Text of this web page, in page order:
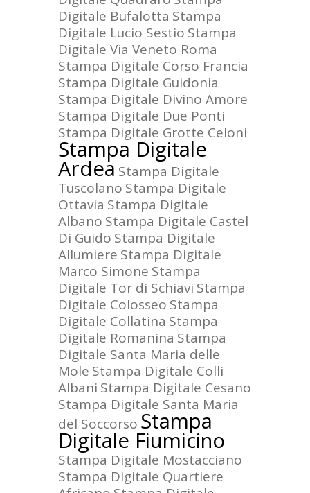
Digitale Bufalotta Stampa
Digitale Lucio Sestio Stampa
Digitale Via Veneto Roma
Stampa Digitale Corso Francia
Stampa Digitale Guidonia
Stampa Digitale Divino Amore
Stampa Digitale Due Ponti
Stampa Digitale Grotte Celoni
Stampa Digitale
Ardea Stampa Digitale
Tuscolano Stampa Digitale
Ottavia Stampa Digitale
Albano Stampa Digitale Castel
Di Guido Stampa Digitale
Allumiere Stampa Digitale
Marco Simone Stampa
Digitale Tor di Schiavi Stampa
Digitale Colosseo Stampa
Digitale Collatina Stampa
Digitale Romanina Stampa
Digitale Santa Maria delle
Mole Stampa Digitale Colli
Albani Stampa Digitale Cesano
Stampa Digitale Santa Maria
del Soccorso Stampa
Digitale Fiumicino
Stampa Digitale Mostacciano
Stampa Digitale Quartiere